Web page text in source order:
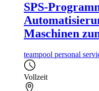
SPS-
Maschinen
teampool personal
Vollzeit